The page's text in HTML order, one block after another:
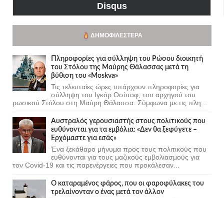
Disqus
ΔΗΜΟΦΙΛΈΣΤΕΡΑ
Πληροφορίες για σύλληψη του Ρώσου διοικητή
του Στόλου της Mαύρης Θάλασσας μετά τη
βύθιση του «Moskva»
Τις τελευταίες ώρες υπάρχουν πληροφορίες για
σύλληψη του Ιγκόρ Οσίποφ, του αρχηγού του
ρωσικού Στόλου στη Μαύρη Θάλασσα. Σύμφωνα με τις πλη...
Αυστραλός γερουσιαστής στους πολιτικούς που
ευθύνονται για τα εμβόλια: «Δεν θα ξεφύγετε –
Ερχόμαστε για εσάς»
Ένα ξεκάθαρο μήνυμα προς τους πολιτικούς που
ευθύνονται για τους μαζικούς εμβολιασμούς για
τον Covid-19 και τις παρενέργειες που προκάλεσαν...
Ο καταραμένος φάρος, που οι φαροφύλακες του
τρελαίνονταν ο ένας μετά τον άλλον